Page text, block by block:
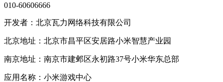
010-60606666
开发者：北京瓦力网络科技有限公司
北京地址：北京市昌平区安居路小米智慧产业园
南京地址：南京市建邺区永初路37号小米华东总部
应用名称：小米游戏中心